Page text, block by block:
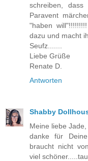
schreiben,
Paravent
"haben
dazu und macht
Seufz.......
Liebe Grüße
Renate D.
Antworten
Shabby
Meine liebe Jade,
danke für
braucht nicht
viel